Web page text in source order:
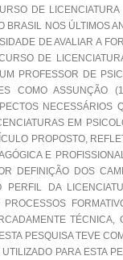
DE
BRASIL NOS ÚLTIMOS
DE AVALIAR A
DE
PROFESSOR DE
COMO ASSUNÇÃO
EM
PROPOSTO,
E
DEFINIÇÃO DOS
PERFIL DA
PROCESSOS
PESQUISA TEVE
PARA ESTA